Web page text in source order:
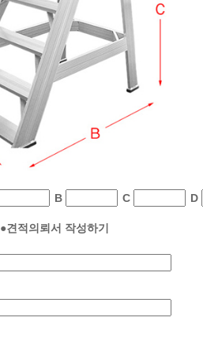
B C D
●견적의뢰서 작성하기